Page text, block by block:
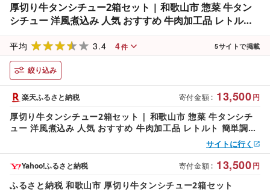
厚切り牛タンシチュー2箱セット | 和歌山市 惣菜 牛タン
シチュー 洋風煮込み 人気 おすすめ 牛肉加工品 レトルト
送料無料 ふるさと納税
平均 3.4 4件 5サイトで掲載
絞り込み
寄付金額 : 13,500円
楽天ふるさと納税
厚切り牛タンシチュー2箱セット | 和歌山市 惣菜 牛タンシチ
ュー 洋風煮込み 人気 おすすめ 牛肉加工品 レトルト 簡単調理
ご飯のお供 ギフト 詰め合わせ お取り寄せ 通販 送料無料 ふる
さと納税
サイトに行く
寄付金額 : 13,500円
Yahoo!ふるさと納税
ふるさと納税 和歌山市 厚切り牛タンシチュー2箱セット